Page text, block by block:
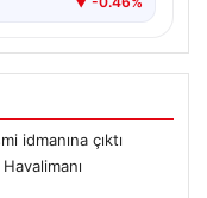
idmanına çıktı